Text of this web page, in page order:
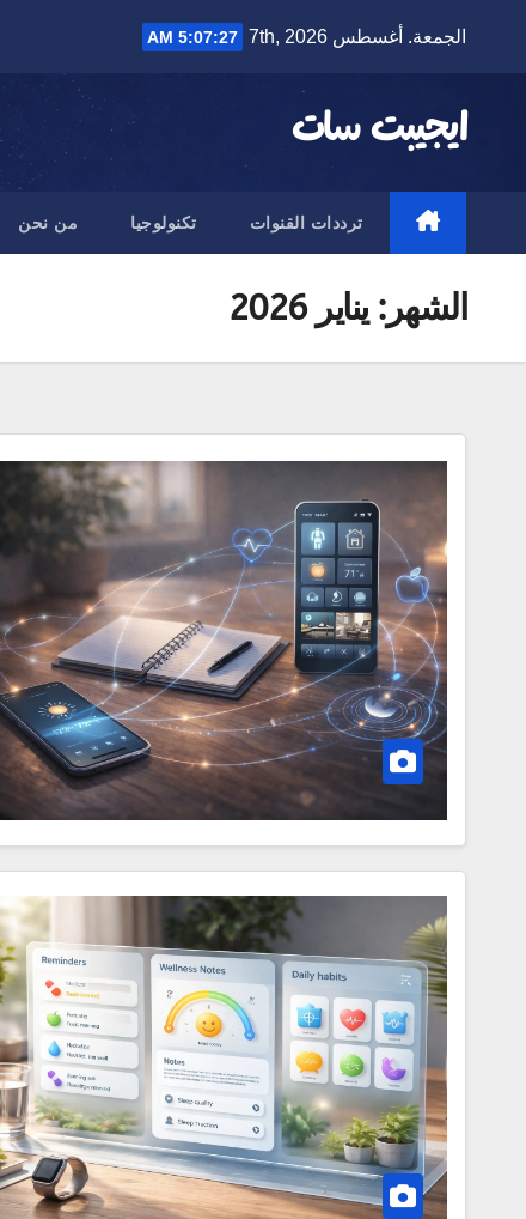
الجمعة. أغسطس 7th, 2026 5:07:28 AM
ايجيبت سات
ترددات القنوات تكنولوجيا من نحن
الشهر:يناير 2026